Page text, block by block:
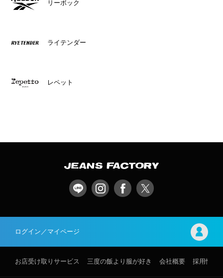
リーボック
ライテンダー
レペット
ログイン／マイページ
お店受け取りサービス 三度の飯より服が好き 会社概要 採用情報